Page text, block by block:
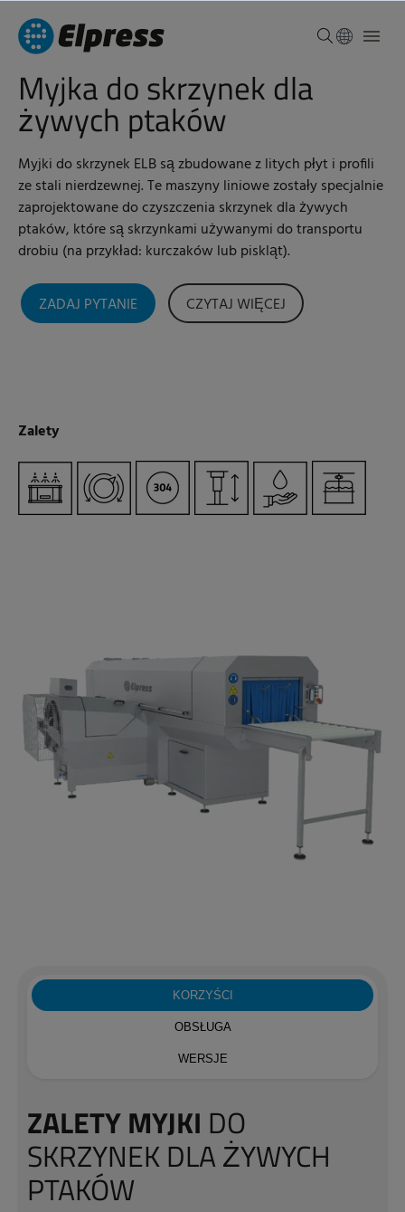
Myjka do skrzynek dla
żywych ptaków
Myjki do skrzynek ELB są zbudowane z litych płyt i profili
ze stali nierdzewnej. Te maszyny liniowe zostały specjalnie
zaprojektowane do czyszczenia skrzynek dla żywych
ptaków, które są skrzynkami używanymi do transportu
drobiu (na przykład: kurczaków lub piskląt).
ZADAJ PYTANIE CZYTAJ WIĘCEJ
Zalety
KORZYŚCI
OBSŁUGA
WERSJE
ZALETY MYJKI DO
SKRZYNEK DLA ŻYWYCH
PTAKÓW